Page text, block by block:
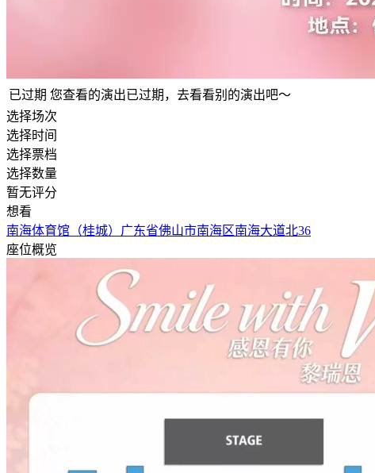
已过期 您查看的演出已过期，去看看别的演出吧～
选择场次
选择时间
选择票档
选择数量
暂无评分
想看
南海体育馆（桂城） 广东省佛山市南海区南海大道北36
座位概览